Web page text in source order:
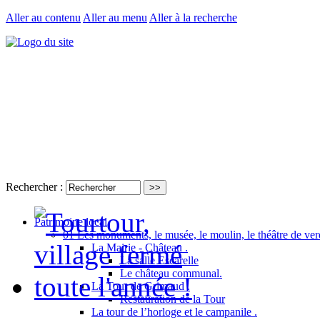
Aller au contenu Aller au menu Aller à la recherche
Patrimoine local
01 Les monuments, le musée, le moulin, le théâtre de
La Mairie - Château .
La salle Escarelle
Le château communal.
La Tour de Grimaud .
Restauration de la Tour
La tour de l’horloge et le campanile .
Rechercher :